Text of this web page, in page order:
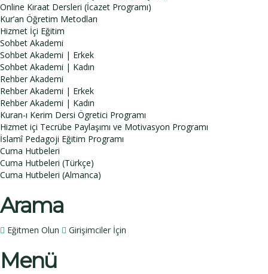
Online Kıraat Dersleri (İcazet Programı)
Kur’an Öğretim Metodları
Hizmet İçi Eğitim
Sohbet Akademi
Sohbet Akademi | Erkek
Sohbet Akademi | Kadın
Rehber Akademi
Rehber Akademi | Erkek
Rehber Akademi | Kadın
Kuran-ı Kerim Dersi Ögretici Programı
Hizmet içi Tecrübe Paylaşımı ve Motivasyon Programı
İslamî Pedagoji Eğitim Programı
Cuma Hutbeleri
Cuma Hutbeleri (Türkçe)
Cuma Hutbeleri (Almanca)
Arama
Eğitmen Olun Girişimciler İçin
Menü